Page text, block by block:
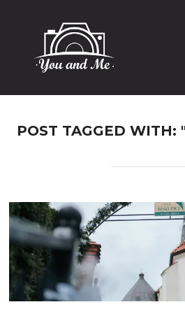
POST TAGGED WITH: